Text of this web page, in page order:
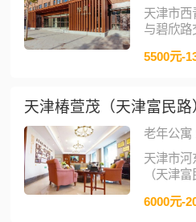
天津市西
与碧欣路
5500元-
天津椿萱茂（天津富民
老年公寓
天津市河
（天津
6000元-